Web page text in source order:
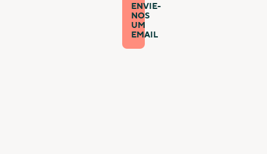
ENVIE-
NOS
UM
EMAIL